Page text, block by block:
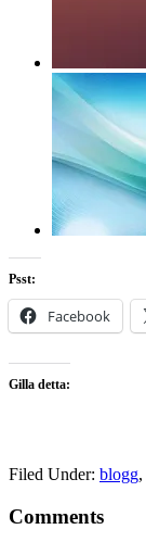
Psst:
Facebook
Gilla detta:
Filed Under: blogg,
Comments